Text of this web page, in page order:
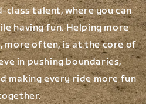
talent, where you can
having fun. Helping more
more often, is at the core of
in pushing boundaries,
making every ride more fun